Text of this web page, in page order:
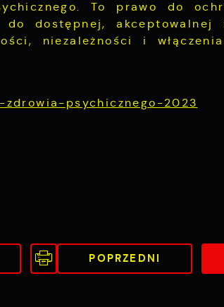
To prawo do
do dostępnej,
niezależności i
psychicznego-2023
POPRZEDNI